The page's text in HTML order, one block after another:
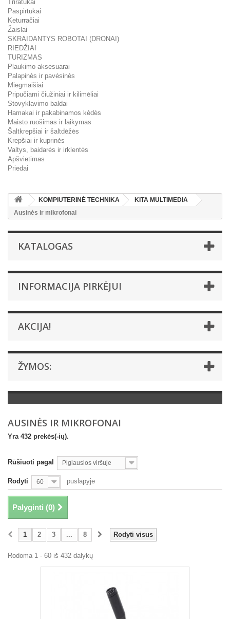
Triratukai
Paspirtukai
Keturračiai
Žaislai
SKRAIDANTYS ROBOTAI (DRONAI)
RIEDŽIAI
TURIZMAS
Plaukimo aksesuarai
Palapinės ir pavėsinės
Miegmaišiai
Pripučiami čiužiniai ir kilimėliai
Stovyklavimo baldai
Hamakai ir pakabinamos kėdės
Maisto ruošimas ir laikymas
Šaltkrepšiai ir šaltdėžės
Krepšiai ir kuprinės
Valtys, baidarės ir irklentės
Apšvietimas
Priedai
KOMPIUTERINĖ TECHNIKA
KITA MULTIMEDIA
Ausinės ir mikrofonai
KATALOGAS
INFORMACIJA PIRKĖJUI
AKCIJA!
ŽYMOS:
AUSINĖS IR MIKROFONAI
Yra 432 prekės(-ių).
Rūšiuoti pagal Pigiausios viršuje
Rodyti 60 puslapyje
Palyginti (0)
Rodyti visus
1 2 3 ... 8
Rodoma 1 - 60 iš 432 dalykų